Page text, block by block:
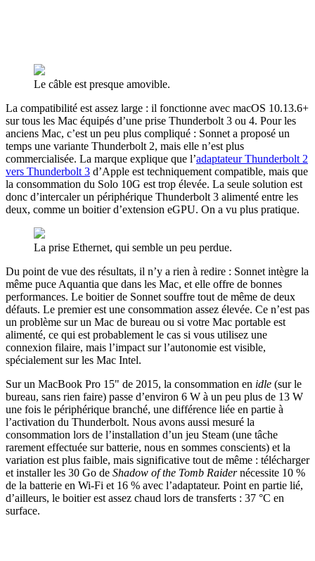
Le câble est presque amovible.
La compatibilité est assez large : il fonctionne avec macOS 10.13.6+
sur tous les Mac équipés d’une prise Thunderbolt 3 ou 4. Pour les
anciens Mac, c’est un peu plus compliqué : Sonnet a proposé un
temps une variante Thunderbolt 2, mais elle n’est plus
commercialisée. La marque explique que l’adaptateur Thunderbolt 2
vers Thunderbolt 3 d’Apple est techniquement compatible, mais que
la consommation du Solo 10G est trop élevée. La seule solution est
donc d’intercaler un périphérique Thunderbolt 3 alimenté entre les
deux, comme un boitier d’extension eGPU. On a vu plus pratique.
La prise Ethernet, qui semble un peu perdue.
Du point de vue des résultats, il n’y a rien à redire : Sonnet intègre la
même puce Aquantia que dans les Mac, et elle offre de bonnes
performances. Le boitier de Sonnet souffre tout de même de deux
défauts. Le premier est une consommation assez élevée. Ce n’est pas
un problème sur un Mac de bureau ou si votre Mac portable est
alimenté, ce qui est probablement le cas si vous utilisez une
connexion filaire, mais l’impact sur l’autonomie est visible,
spécialement sur les Mac Intel.
Sur un MacBook Pro 15" de 2015, la consommation en idle (sur le
bureau, sans rien faire) passe d’environ 6 W à un peu plus de 13 W
une fois le périphérique branché, une différence liée en partie à
l’activation du Thunderbolt. Nous avons aussi mesuré la
consommation lors de l’installation d’un jeu Steam (une tâche
rarement effectuée sur batterie, nous en sommes conscients) et la
variation est plus faible, mais significative tout de même : télécharger
et installer les 30 Go de Shadow of the Tomb Raidernécessite 10 %
de la batterie en Wi-Fi et 16 % avec l’adaptateur. Point en partie lié,
d’ailleurs, le boitier est assez chaud lors de transferts : 37 °C en
surface.